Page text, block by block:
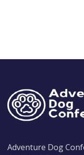
Adventure Dog